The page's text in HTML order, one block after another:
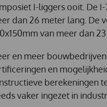
I-liggers ooit. De
dan 26 meter lang. De
van meer dan
en meer
en
berekeningen
vaker ingezet in